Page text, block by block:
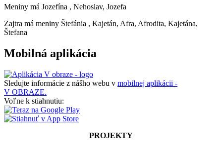
Meniny má Jozefína , Nehoslav, Jozefa
Zajtra má meniny Štefánia , Kajetán, Afra, Afrodita, Kajetána,
Štefana
Mobilná aplikácia
Sledujte informácie z nášho webu v mobilnej aplikácii -
V OBRAZE.
Voľne k stiahnutiu:
PROJEKTY